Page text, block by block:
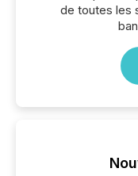
de toutes les